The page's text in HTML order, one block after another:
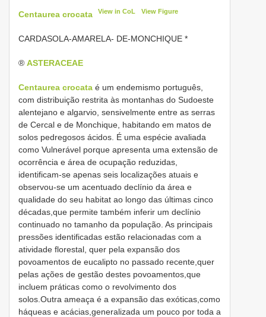
Centaurea crocata View in CoL View Figure
CARDASOLA-AMARELA- DE-MONCHIQUE *
® ASTERACEAE
Centaurea crocata é um endemismo português,
com distribuição restrita às montanhas do Sudoeste
alentejano e algarvio, sensivelmente entre as serras
de Cercal e de Monchique, habitando em matos de
solos pedregosos ácidos. É uma espécie avaliada
como Vulnerável porque apresenta uma extensão de
ocorrência e área de ocupação reduzidas,
identificam-se apenas seis localizações atuais e
observou-se um acentuado declínio da área e
qualidade do seu habitat ao longo das últimas cinco
décadas,que permite também inferir um declínio
continuado no tamanho da população. As principais
pressões identificadas estão relacionadas com a
atividade florestal, quer pela expansão dos
povoamentos de eucalipto no passado recente,quer
pelas ações de gestão destes povoamentos,que
incluem práticas como o revolvimento dos
solos.Outra ameaça é a expansão das exóticas,como
háqueas e acácias,generalizada um pouco por toda a